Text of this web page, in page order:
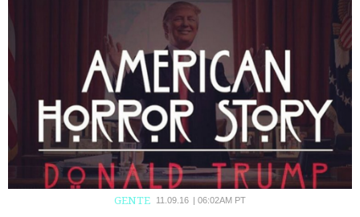
GENTE 11.09.16 | 06:02AM PT